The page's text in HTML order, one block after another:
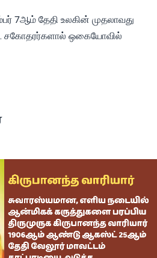
7ஆம் தேதி உலகின் முதலாவது
சகோதரர்களால் ஒகையோவில்